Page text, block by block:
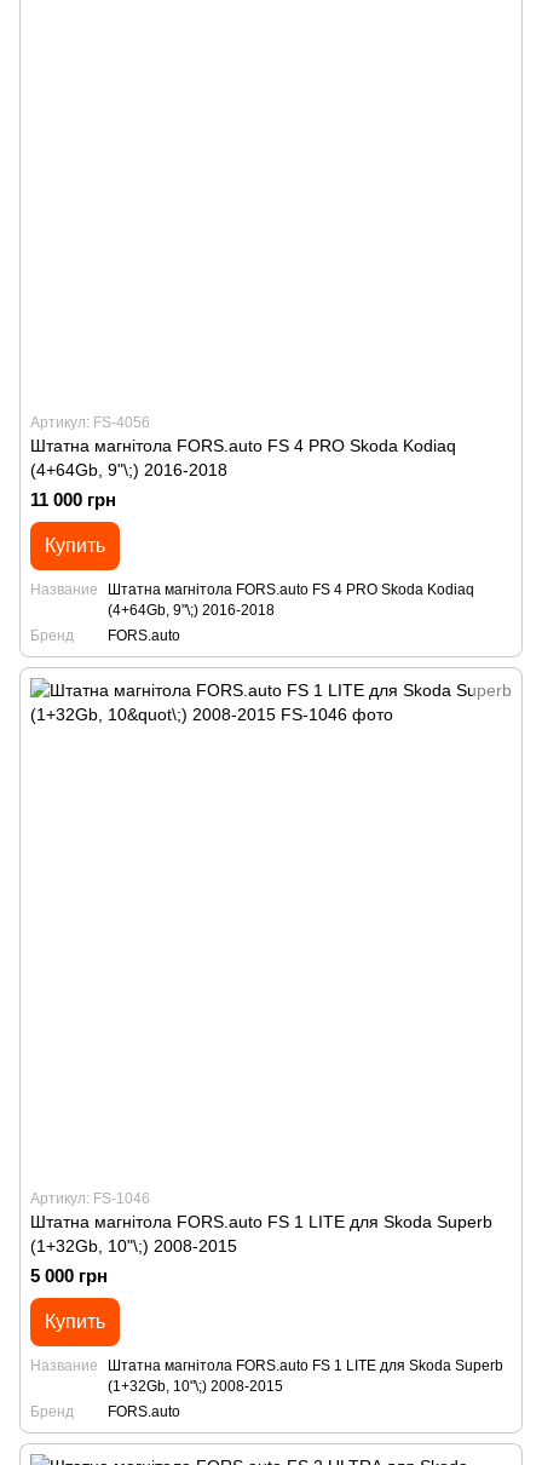
Артикул: FS-4056
Штатна магнітола FORS.auto FS 4 PRO Skoda Kodiaq
(4+64Gb, 9"\;) 2016-2018
11 000 грн
Купить
Название
Штатна магнітола FORS.auto FS 4 PRO Skoda Kodiaq
(4+64Gb, 9"\;) 2016-2018
Бренд
FORS.auto
Артикул: FS-1046
Штатна магнітола FORS.auto FS 1 LITE для Skoda Superb
(1+32Gb, 10"\;) 2008-2015
5 000 грн
Купить
Название
Штатна магнітола FORS.auto FS 1 LITE для Skoda Superb
(1+32Gb, 10"\;) 2008-2015
Бренд
FORS.auto